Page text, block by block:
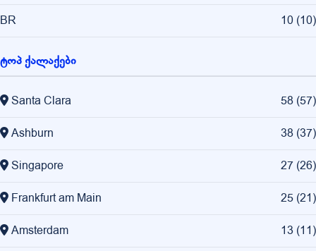
BR 10 (10)
ტოპ ქალაქები
Santa Clara 58 (57)
Ashburn 38 (37)
Singapore 27 (26)
Frankfurt am Main 25 (21)
Amsterdam 13 (11)